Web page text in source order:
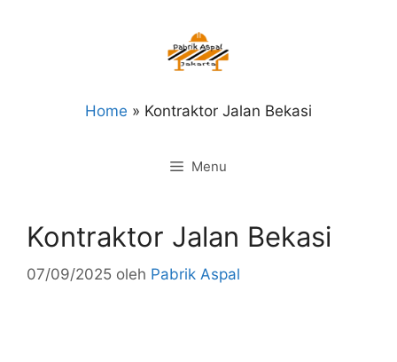
Home » Kontraktor Jalan Bekasi
Menu
Kontraktor Jalan Bekasi
07/09/2025 oleh Pabrik Aspal